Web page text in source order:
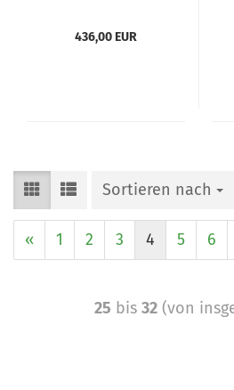
436,00 EUR
Sortieren nach
« 1 2 3 4 5 6
25 bis 32(von